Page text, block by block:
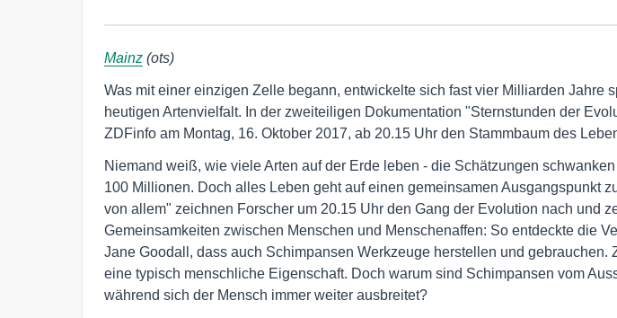
Mainz (ots)
Was mit einer einzigen Zelle begann, entwickelte sich fast vier Milliarden Jahre
heutigen Artenvielfalt. In der zweiteiligen Dokumentation "Sternstunden der
ZDFinfo am Montag, 16. Oktober 2017, ab 20.15 Uhr den Stammbaum des
Niemand weiß, wie viele Arten auf der Erde leben - die Schätzungen
100 Millionen. Doch alles Leben geht auf einen gemeinsamen Ausgangspunkt
von allem" zeichnen Forscher um 20.15 Uhr den Gang der Evolution nach und
Gemeinsamkeiten zwischen Menschen und Menschenaffen: So entdeckte die
Jane Goodall, dass auch Schimpansen Werkzeuge herstellen und gebrauchen.
eine typisch menschliche Eigenschaft. Doch warum sind Schimpansen vom
während sich der Mensch immer weiter ausbreitet?